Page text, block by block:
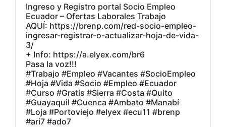
Ingreso y Registro portal Socio Empleo
Ecuador – Ofertas Laborales Trabajo
AQUÍ: https://brenp.com/red-socio-empleo-
ingresar-registrar-o-actualizar-hoja-de-vida-
3/
+ Info: https://a.elyex.com/br6
Pasa la voz!!!
#Trabajo #Empleo #Vacantes #SocioEmpleo
#Hoja #Vida #Socio #Empleo #Ecuador
#Curso #Gratis #Sierra #Costa #Quito
#Guayaquil #Cuenca #Ambato #Manabí
#Loja #Portoviejo #elyex #ecu11 #brenp
#ari7 #ado7